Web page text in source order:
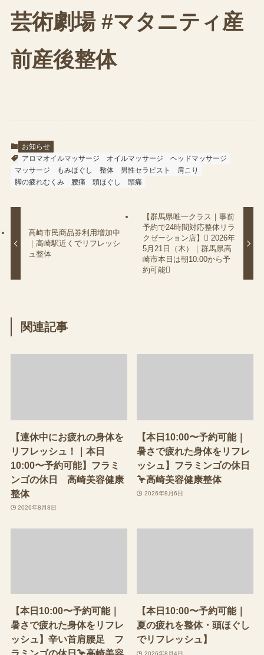
芸術劇場 #マタニティ産
前産後整体
お知らせ
アロマオイルマッサージ
オイルマッサージ
ヘッドマッサージ
マッサージ
もみほぐし 整体 男性セラピスト
肩こり
脚の疲れむくみ
腰痛 頭ほぐし 頭痛
高崎市民商品券利用増加中
｜高崎駅近くでリフレッシ
ュ整体
【群馬県唯一クラス｜事前
予約で24時間対応整体リラ
クゼーション店】 2026年
5月21日（木）｜群馬県高
崎市本日は朝10:00から予
約可能
関連記事
【連休中にお疲れの身体を
リフレッシュ！｜本日
10:00〜予約可能】フラミ
ンゴの休日 高崎美容健康
整体
2026年8月8日
【本日10:00〜予約可能｜
暑さで疲れた身体をリフレ
ッシュ】フラミンゴの休日
🦩高崎美容健康整体
2026年8月6日
【本日10:00〜予約可能｜
暑さで疲れた身体をリフレ
ッシュ】辛い首肩腰足 フ
【本日10:00〜予約可能｜
夏の疲れを整体・頭ほぐし
でリフレッシュ】
2026年8月4日